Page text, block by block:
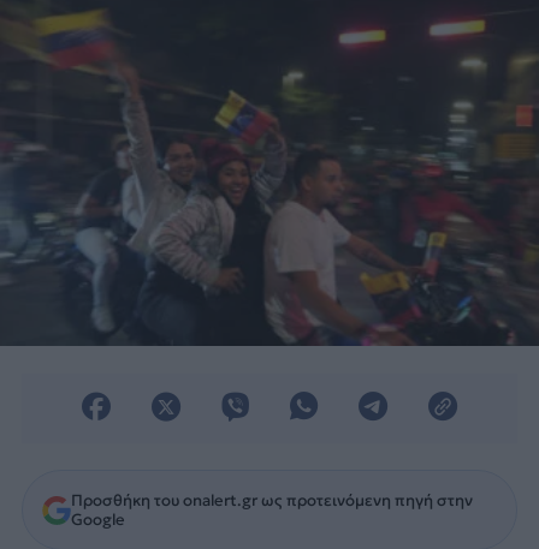
Προσθήκη του onalert.gr ως προτεινόμενη πηγή στην
Google